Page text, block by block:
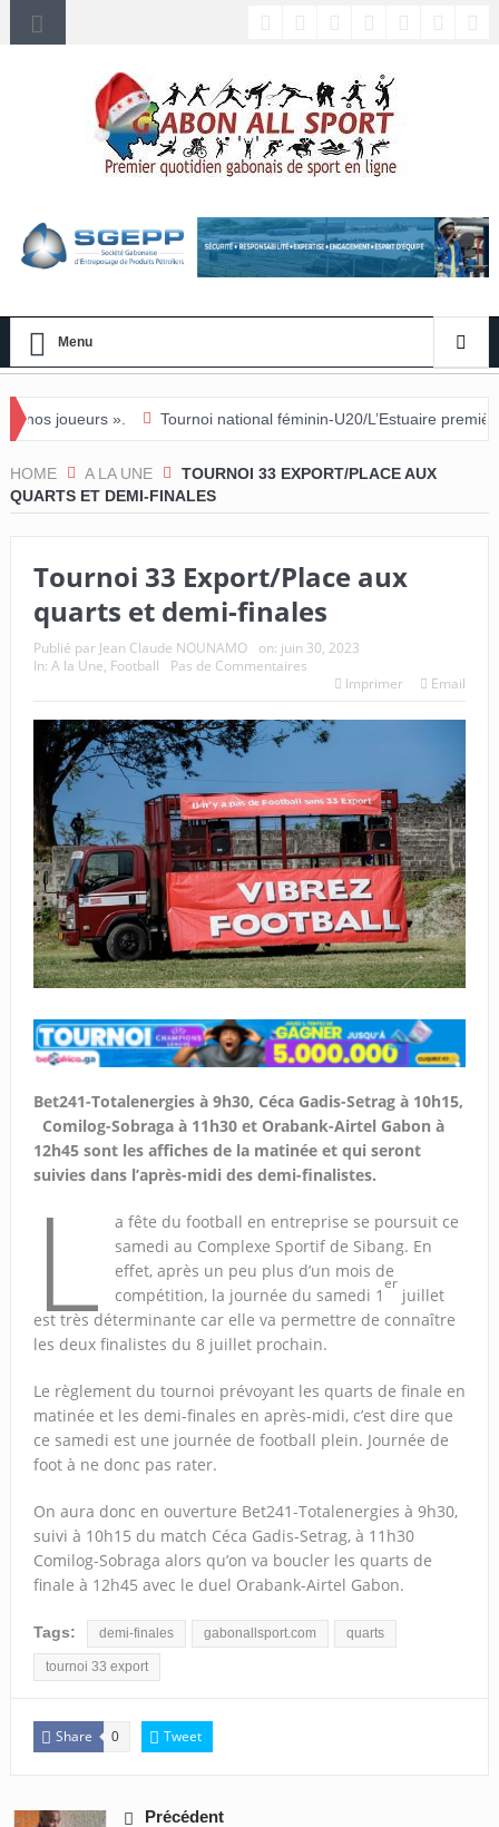
Menu
Tournoi national féminin-U20/L’Estuaire première équipe
HOME A LA UNE
TOURNOI 33 EXPORT/PLACE AUX
QUARTS ET DEMI-FINALES
Tournoi 33 Export/Place aux
quarts et demi-finales
Publié par Jean Claude NOUNAMO on: juin 30, 2023
In: A la Une, Football
Pas de Commentaires
Imprimer
Email
Bet241-Totalenergies à 9h30, Céca Gadis-Setrag à 10h15,
Comilog-Sobraga à 11h30 et Orabank-Airtel Gabon à
12h45 sont les affiches de la matinée et qui seront
suivies dans l’après-midi des demi-finalistes.
L
a fête du football en entreprise se poursuit ce
samedi au Complexe Sportif de Sibang. En
effet, après un peu plus d’un mois de
compétition, la journée du samedi 1
er
juillet
est très déterminante car elle va permettre de connaître
les deux finalistes du 8 juillet prochain.
Le règlement du tournoi prévoyant les quarts de finale en
matinée et les demi-finales en après-midi, c’est dire que
ce samedi est une journée de football plein. Journée de
foot à ne donc pas rater.
On aura donc en ouverture Bet241-Totalenergies à 9h30,
suivi à 10h15 du match Céca Gadis-Setrag, à 11h30
Comilog-Sobraga alors qu’on va boucler les quarts de
finale à 12h45 avec le duel Orabank-Airtel Gabon.
Tags: demi-finales gabonallsport.com quarts
tournoi 33 export
Share 0 Tweet
Précédent